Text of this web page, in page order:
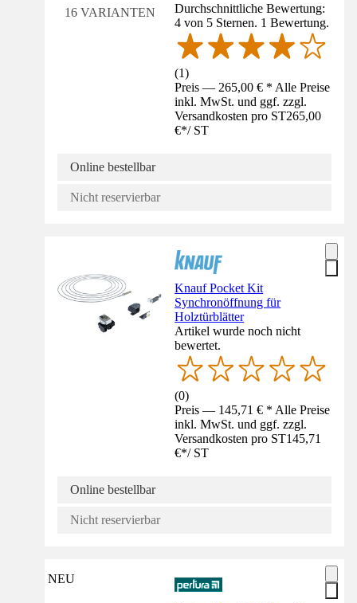
16 VARIANTEN
Durchschnittliche Bewertung:
4 von 5 Sternen. 1 Bewertung.
(1)
Preis — 265,00 € * Alle Preise
inkl. MwSt. und ggf. zzgl.
Versandkosten pro ST265,00
€*/ ST
Online bestellbar
Nicht reservierbar
Knauf Pocket Kit
Synchronöffnung für
Holztürblätter
Artikel wurde noch nicht
bewertet.
(0)
Preis — 145,71 € * Alle Preise
inkl. MwSt. und ggf. zzgl.
Versandkosten pro ST145,71
€*/ ST
Online bestellbar
Nicht reservierbar
NEU